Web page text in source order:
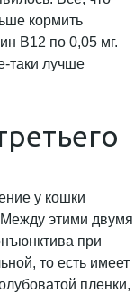
кормить
В12 по 0,05 мг.
таки лучше
у кошки
Между этими двумя
при
то есть имеет
пленки,